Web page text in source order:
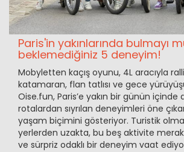
Paris'in yakınlarında bulmayı
beklemediğiniz 5 deneyim!
Mobyletten kaçış oyunu, 4L aracıyla
katamaran, flan tatlısı ve gece
Oise.fun, Paris’e yakın bir günün içinde
rotalardan sıyrılan deneyimleri öne
yaşam biçimini gösteriyor. Turistik
yerlerden uzakta, bu beş aktivite
ve sürpriz odaklı bir deneyim vaat